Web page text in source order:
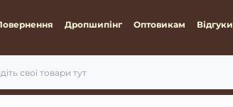
Дропшипінг Оптовикам Відгуки